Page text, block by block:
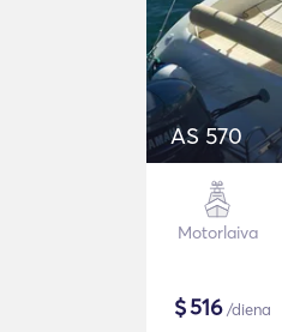
AS 570
Motorlaiva
$516/diena